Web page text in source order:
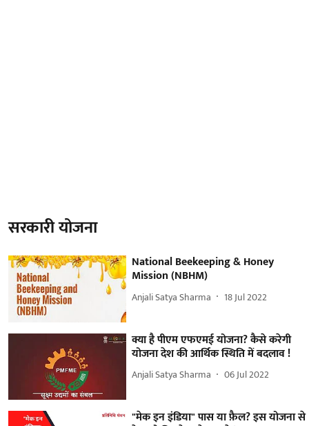
सरकारी योजना
National Beekeeping & Honey
Mission (NBHM)
Anjali Satya Sharma 18 Jul 2022
क्या है पीएम एफएमई योजना? कैसे करेगी
योजना देश की आर्थिक स्थिति में बदलाव !
Anjali Satya Sharma 06 Jul 2022
"मेक इन इंडिया" पास या फ़ैल? इस योजना से